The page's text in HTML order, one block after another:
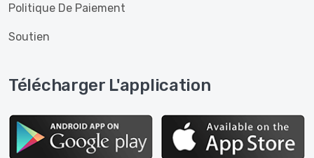
Politique De Paiement
Soutien
Télécharger L'application